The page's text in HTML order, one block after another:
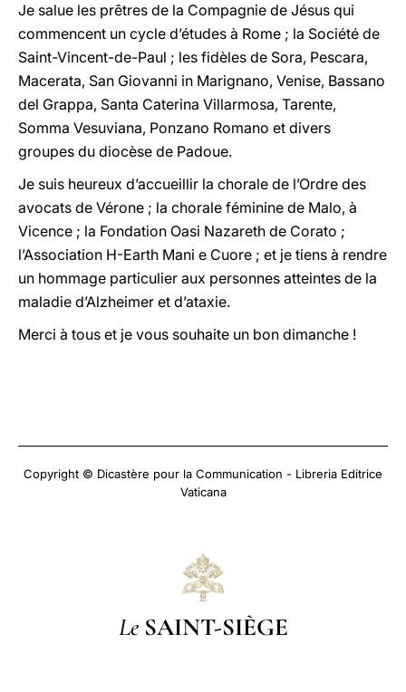
Je salue les prêtres de la Compagnie de Jésus qui
commencent un cycle d’études à Rome ; la Société de
Saint-Vincent-de-Paul ; les fidèles de Sora, Pescara,
Macerata, San Giovanni in Marignano, Venise, Bassano
del Grappa, Santa Caterina Villarmosa, Tarente,
Somma Vesuviana, Ponzano Romano et divers
groupes du diocèse de Padoue.
Je suis heureux d’accueillir la chorale de l’Ordre des
avocats de Vérone ; la chorale féminine de Malo, à
Vicence ; la Fondation Oasi Nazareth de Corato ;
l’Association H-Earth Mani e Cuore ; et je tiens à rendre
un hommage particulier aux personnes atteintes de la
maladie d’Alzheimer et d’ataxie.
Merci à tous et je vous souhaite un bon dimanche !
Copyright © Dicastère pour la Communication - Libreria Editrice
Vaticana
Le SAINT-SIÈGE